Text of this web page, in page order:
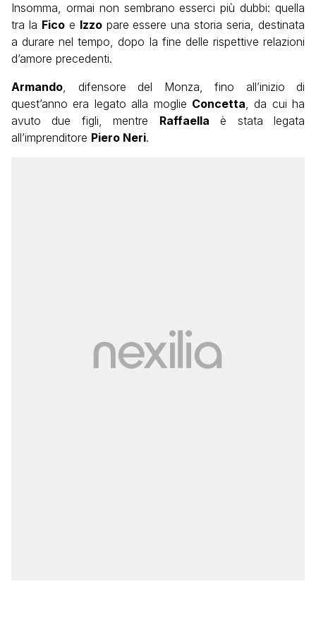
Insomma, ormai non sembrano esserci più dubbi: quella
tra la Ficoe Izzopare essere una storia seria, destinata
a durare nel tempo, dopo la fine delle rispettive relazioni
d’amore precedenti.
Armando, difensore del Monza, fino all’inizio di
quest’anno era legato alla moglie Concetta, da cui ha
avuto due figli, mentre Raffaella è stata legata
all’imprenditore Piero Neri.